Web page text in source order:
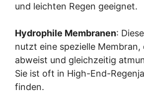
und leichten Regen geeignet.
Hydrophile Membranen:
nutzt eine spezielle Membran,
abweist und gleichzeitig
Sie ist oft in High-End-
finden.